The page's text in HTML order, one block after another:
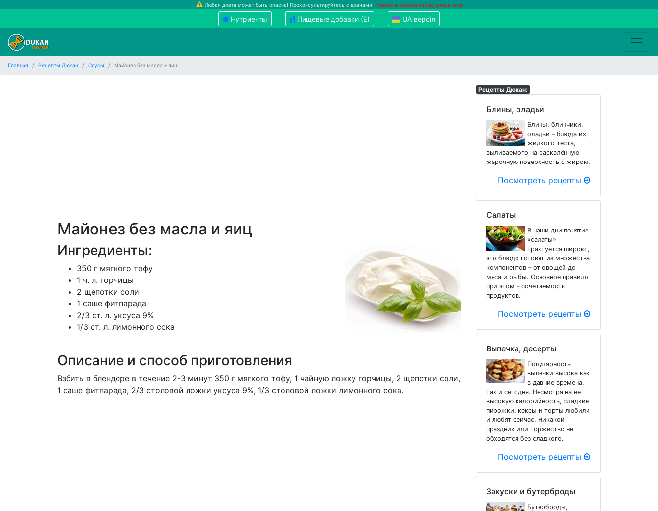
Любая диета может быть опасна! Проконсультируйтесь с врачами! Мовою агресора не підтримується
Нутриенты Пищевые добавки (Е) UA версія
Главная Рецепты Дюкан Соусы Майонез без масла и яиц
Майонез без масла и яиц
Ингредиенты:
350 г мягкого тофу
1 ч. л. горчицы
2 щепотки соли
1 саше фитпарада
2/3 ст. л. уксуса 9%
1/3 ст. л. лимонного сока
Описание и способ приготовления
Взбить в блендере в течение 2-3 минут 350 г мягкого тофу, 1 чайную ложку горчицы, 2 щепотки соли,
1 саше фитпарада, 2/3 столовой ложки уксуса 9%, 1/3 столовой ложки лимонного сока.
Рецепты Дюкан:
Блины, оладьи
Блины, блинчики,
оладьи – блюда из
жидкого теста,
выливаемого на раскалённую
жарочную поверхность с жиром.
Посмотреть рецепты
Салаты
В наши дни понятие
«салаты»
трактуется широко,
это блюдо готовят из множества
компонентов – от овощей до
мяса и рыбы. Основное правило
при этом – сочетаемость
продуктов.
Посмотреть рецепты
Выпечка, десерты
Популярность
выпечки высока как
в давние времена,
так и сегодня. Несмотря на ее
высокую калорийность, сладкие
пирожки, кексы и торты любили
и любят сейчас. Никакой
праздник или торжество не
обходятся без сладкого.
Посмотреть рецепты
Закуски и бутерброды
Бутерброды,